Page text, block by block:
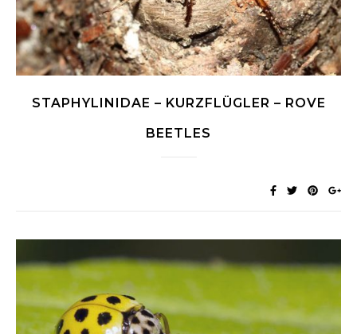
STAPHYLINIDAE – KURZFLÜGLER – ROVE
BEETLES